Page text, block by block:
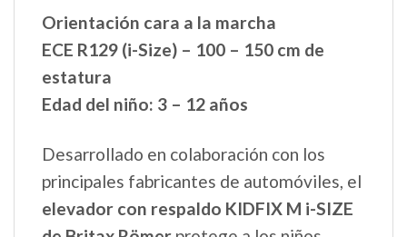
Orientación cara a la marcha
ECE R129 (i-Size) – 100 – 150 cm de
estatura
Edad del niño: 3 – 12 años
Desarrollado en colaboración con los
principales fabricantes de automóviles, el
elevador con respaldo KIDFIX M i-SIZE